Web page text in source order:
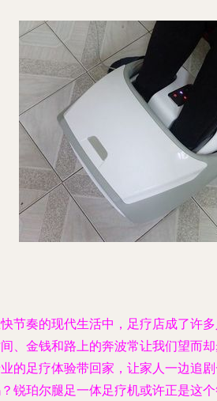
节奏的现代生活中，足疗店成了许
、金钱和路上的奔波常让我们望而
的足疗体验带回家，让家人一边追
锐珀尔腿足一体足疗机或许正是这